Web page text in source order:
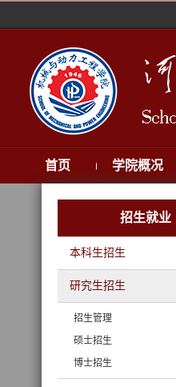
首页 学院概况
招生就业
本科生招生
研究生招生
招生管理
硕士招生
博士招生